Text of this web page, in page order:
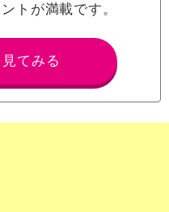
トが満載です。
てみる